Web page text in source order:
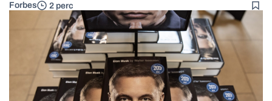
Forbes 2 perc